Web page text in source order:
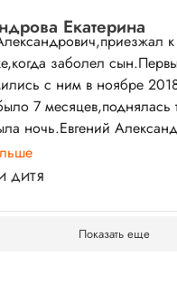
Екатерина
заболел
с ним в ноябре
7 месяцев,поднялась
ночь.Евгений
к себе
залечивает" пациента
вызывать сыну 4 раза
нам повезло,что приехал
ДИТЯ
Показать еще